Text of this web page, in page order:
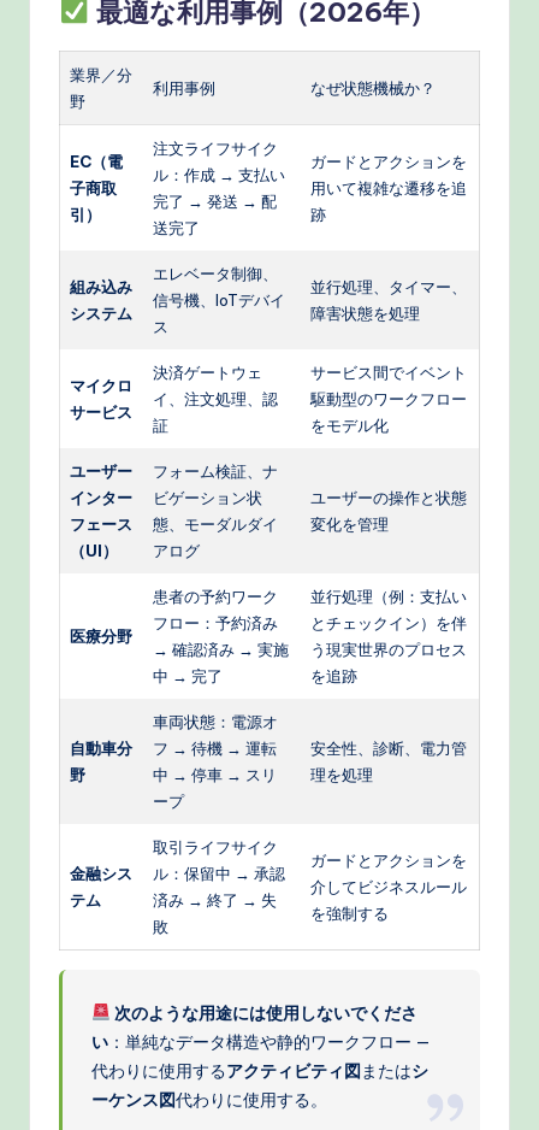
最適な利用事例（2026年）
業界／分
野
利用事例 なぜ状態機械か？
EC（電
子商取
引）
注文ライフサイク
ル：作成 → 支払い
完了 → 発送 → 配
送完了
ガードとアクションを
用いて複雑な遷移を追
跡
組み込み
システム
エレベータ制御、
信号機、IoTデバイ
ス
並行処理、タイマー、
障害状態を処理
マイクロ
サービス
決済ゲートウェ
イ、注文処理、認
証
サービス間でイベント
駆動型のワークフロー
をモデル化
ユーザー
インター
フェース
（UI）
フォーム検証、ナ
ビゲーション状
態、モーダルダイ
アログ
ユーザーの操作と状態
変化を管理
医療分野
患者の予約ワーク
フロー：予約済み
→ 確認済み → 実施
中 → 完了
並行処理（例：支払い
とチェックイン）を伴
う現実世界のプロセス
を追跡
自動車分
野
車両状態：電源オ
フ → 待機 → 運転
中 → 停車 → スリ
ープ
安全性、診断、電力管
理を処理
金融シス
テム
取引ライフサイク
ル：保留中 → 承認
済み → 終了 → 失
敗
ガードとアクションを
介してビジネスルール
を強制する
次のような用途には使用しないでくださ
い ：単純なデータ構造や静的ワークフロー —
代わりに使用するアクティビティ図またはシ
ーケンス図代わりに使用する。